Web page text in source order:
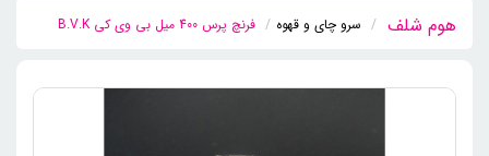
سرو چای و قهوه فرنچ پرس 400 میل بی وی کی B.V.K